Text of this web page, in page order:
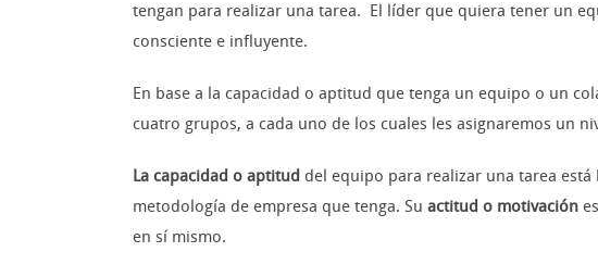
tengan para realizar una tarea. El líder que quiera tener un
consciente e influyente.
En base a la capacidad o aptitud que tenga un equipo o un
cuatro grupos, a cada uno de los cuales les asignaremos un
La capacidad o aptitud del equipo para realizar una tarea
metodología de empresa que tenga. Su actitud o motivación
en sí mismo.